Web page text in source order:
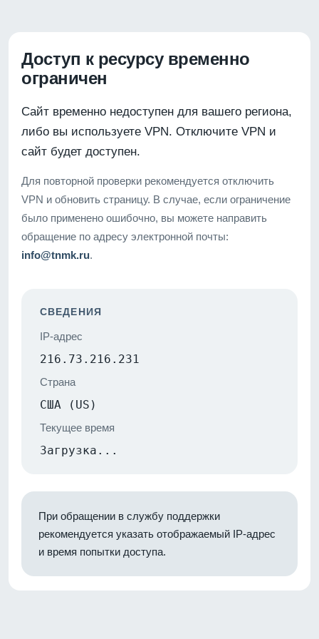
Доступ к ресурсу временно
ограничен
Сайт временно недоступен для вашего региона,
либо вы используете VPN. Отключите VPN и
сайт будет доступен.
Для повторной проверки рекомендуется отключить
VPN и обновить страницу. В случае, если ограничение
было применено ошибочно, вы можете направить
обращение по адресу электронной почты:
info@tnmk.ru.
СВЕДЕНИЯ
IP-адрес
216.73.216.231
Страна
США (US)
Текущее время
Загрузка...
При обращении в службу поддержки
рекомендуется указать отображаемый IP-адрес
и время попытки доступа.